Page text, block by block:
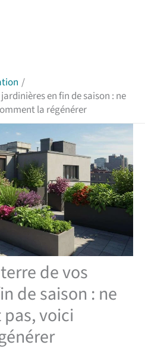
en fin de saison : ne
la régénérer
de vos
de saison : ne
voici